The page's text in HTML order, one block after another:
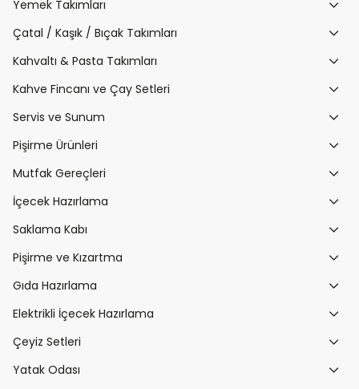
Yemek Takımları
Çatal / Kaşık / Bıçak Takımları
Kahvaltı & Pasta Takımları
Kahve Fincanı ve Çay Setleri
Servis ve Sunum
Pişirme Ürünleri
Mutfak Gereçleri
İçecek Hazırlama
Saklama Kabı
Pişirme ve Kızartma
Gıda Hazırlama
Elektrikli İçecek Hazırlama
Çeyiz Setleri
Yatak Odası